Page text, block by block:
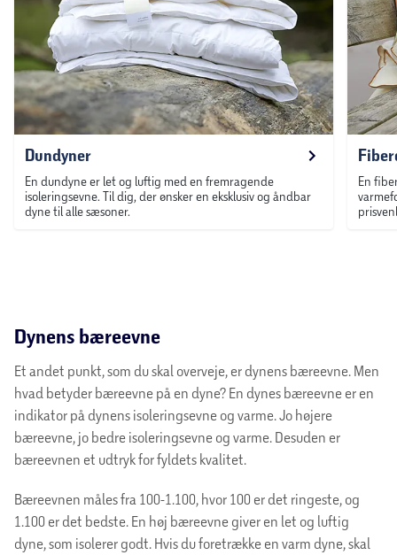
Dundyner
En dundyne er let og luftig med en fremragende
isoleringsevne. Til dig, der ønsker en eksklusiv og åndbar
dyne til alle sæsoner.
En
Dynens bæreevne
Et andet punkt, som du skal overveje, er dynens bæreevne. Men
hvad betyder bæreevne på en dyne? En dynes bæreevne er en
indikator på dynens isoleringsevne og varme. Jo højere
bæreevne, jo bedre isoleringsevne og varme. Desuden er
bæreevnen et udtryk for fyldets kvalitet.
Bæreevnen måles fra 100-1.100, hvor 100 er det ringeste, og
1.100 er det bedste. En høj bæreevne giver en let og luftig
dyne, som isolerer godt. Hvis du foretrække en varm dyne, skal